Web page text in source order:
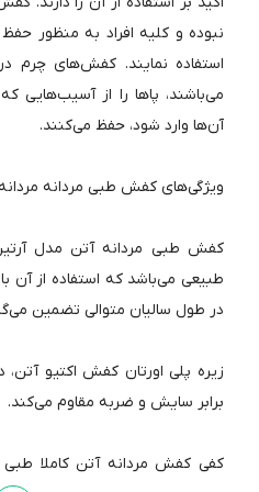
نبوده و کلیه افراد به منظور حفظ
استفاده نمایند. کفش‌های چرم در
می‌باشند، پاها را از آسیب‌هایی
آن‌ها وارد شود، حفظ می‌کنند.
ویژگی‌های کفش طبی مردانه مردانه
کفش طبی مردانه آتن مدل آرتین
طبیعی می‌باشد که استفاده از آن با
در طول سالیان متوالی تضمین می‌گردد.
زیره پلی اورتان کفش اکتیو آتن،
برابر سایش و ضربه مقاوم می‌کند.
کفی کفش مردانه آتن کاملا طبی